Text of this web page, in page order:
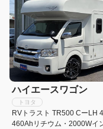
ハイエースワゴン
トヨタ
RVトラスト TR500 CーLH
460Ahリチウム・2000Wイ